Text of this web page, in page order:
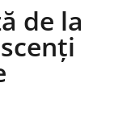
de la